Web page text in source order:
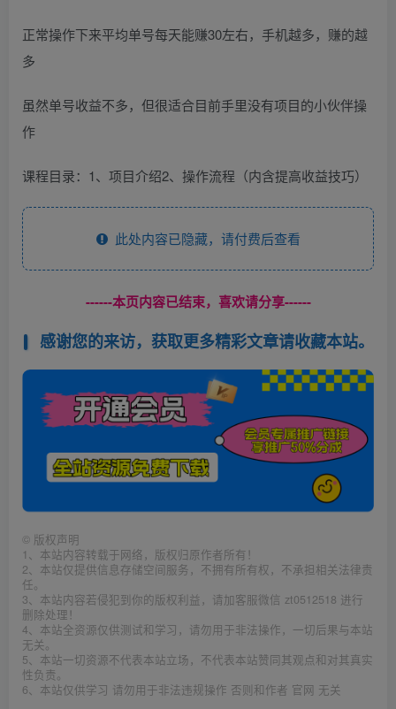
正常操作下来平均单号每天能赚30左右，手机越多，赚的越
多
虽然单号收益不多，但很适合目前手里没有项目的小伙伴操
作
课程目录：1、项目介绍2、操作流程（内含提高收益技巧）
此处内容已隐藏，请付费后查看
------本页内容已结束，喜欢请分享------
感谢您的来访，获取更多精彩文章请收藏本站。
© 版权声明
1、本站内容转载于网络，版权归原作者所有！
2、本站仅提供信息存储空间服务，不拥有所有权，不承担相关法律责
任。
3、本站内容若侵犯到你的版权利益，请加客服微信 zt0512518 进行
删除处理！
4、本站全资源仅供测试和学习，请勿用于非法操作，一切后果与本站
无关。
5、本站一切资源不代表本站立场，不代表本站赞同其观点和对其真实
性负责。
6、本站仅供学习 请勿用于非法违规操作 否则和作者 官网 无关